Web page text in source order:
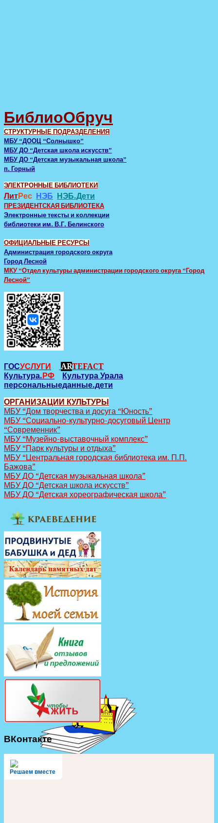
БиблиоОбруч
СТРУКТУРНЫЕ ПОДРАЗДЕЛЕНИЯ
МБУ “ДООЦ “Солнышко”
МБУ ДО “Детская школа искусств”
МБУ ДО “Детская музыкальная школа”
п. Горный
ЭЛЕКТРОННЫЕ БИБЛИОТЕКИ
ЛитРес НЭБ НЭБ.Дети
ПРЕЗИДЕНТСКАЯ БИБЛИОТЕКА
Электронные тексты и коллекции
библиотеки им. В.Г. Белинского
ОФИЦИАЛЬНЫЕ РЕСУРСЫ
Администрация городского округа
Город Лесной
МКУ “Отдел культуры администрации городского округа “Город
Лесной”
ГОСУСЛУГИ ARTEFACT
Культура.РФ
Культура Урала
персональныеданные.дети
ОРГАНИЗАЦИИ КУЛЬТУРЫ
МБУ “Дом творчества и досуга “Юность”
МБУ “Социально-культурно-досуговый Центр
“Современник”
МБУ “Музейно-выставочный комплекс”
МБУ “Парк культуры и отдыха”
МБУ “Центральная городская библиотека им. П.П.
Бажова”
МБУ ДО “Детская музыкальная школа”
МБУ ДО “Детская школа искусств”
МБУ ДО “Детская хореографическая школа”
ВКонтакте
Решаем вместе